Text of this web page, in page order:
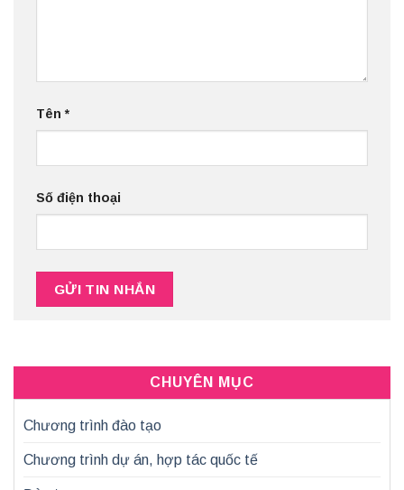
Tên*
Số điện thoại
CHUYÊN MỤC
Chương trình đào tạo
Chương trình dự án, hợp tác quốc tế